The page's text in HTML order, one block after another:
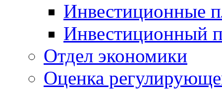
Инвестиционные
Инвестиционный
Отдел экономики
Оценка